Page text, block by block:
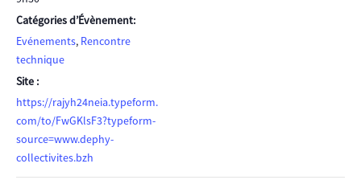
Catégories d’Évènement:
Evénements, Rencontre
technique
Site :
https://rajyh24neia.typeform.
com/to/FwGKlsF3?typeform-
source=www.dephy-
collectivites.bzh